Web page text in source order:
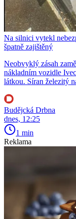
Na silnici vytekl
špatně zajištěný
Neobvyklý zásah
nákladním vozidle
látkou. Síran železitý
Budějcká Drbna
dnes, 12:25
1 min
Reklama